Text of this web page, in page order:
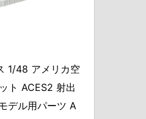
1/48 アメリカ空
ト ACES2 射出
デル用パーツ A